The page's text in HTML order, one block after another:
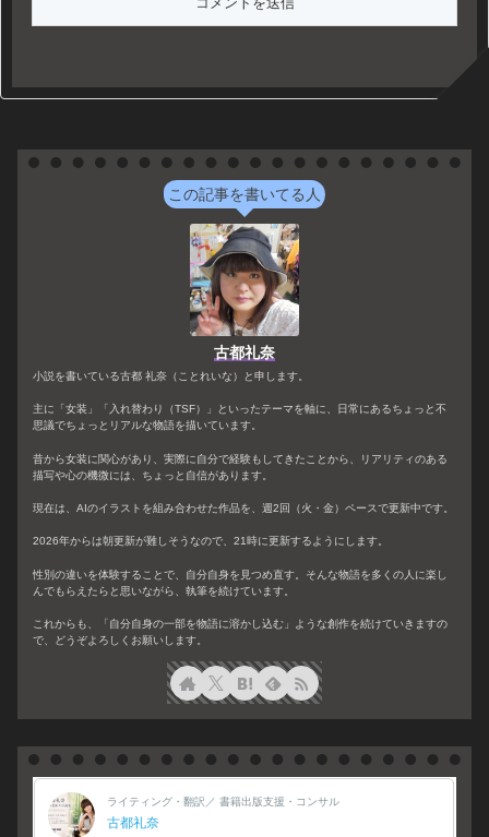
この記事を書いてる人
古都礼奈
小説を書いている古都 礼奈（ことれいな）と申します。
主に「女装」「入れ替わり（TSF）」といったテーマを軸に、日常にあるちょっと不
思議でちょっとリアルな物語を描いています。
昔から女装に関心があり、実際に自分で経験もしてきたことから、リアリティのある
描写や心の機微には、ちょっと自信があります。
現在は、AIのイラストを組み合わせた作品を、週2回（火・金）ペースで更新中です。
2026年からは朝更新が難しそうなので、21時に更新するようにします。
性別の違いを体験することで、自分自身を見つめ直す。そんな物語を多くの人に楽し
んでもらえたらと思いながら、執筆を続けています。
これからも、「自分自身の一部を物語に溶かし込む」ような創作を続けていきますの
で、どうぞよろしくお願いします。